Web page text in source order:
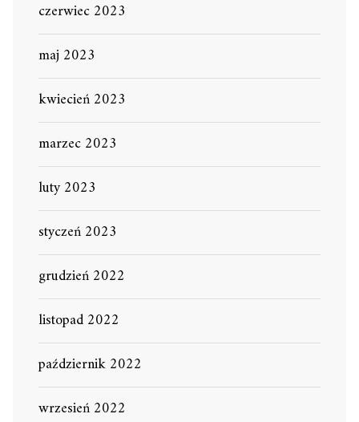
czerwiec 2023
maj 2023
kwiecień 2023
marzec 2023
luty 2023
styczeń 2023
grudzień 2022
listopad 2022
październik 2022
wrzesień 2022